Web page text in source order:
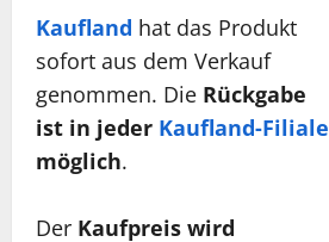
Kaufland hat das Produkt
sofort aus dem Verkauf
genommen. Die Rückgabe
ist in jeder Kaufland-Filiale
möglich.
Der Kaufpreis wird